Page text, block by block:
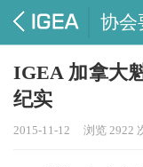
协会
IGEA 加拿大
纪实
2015-11-12 浏览 2922